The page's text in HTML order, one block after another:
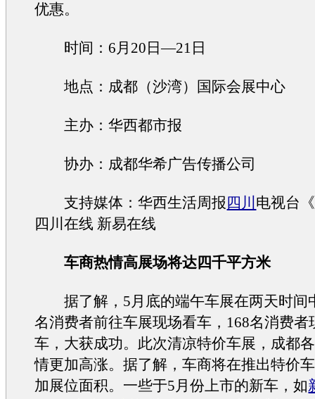
优惠。
时间：6月20日—21日
地点：成都（沙湾）国际会展中心
主办：华西都市报
协办：成都华希广告传播公司
支持媒体：华西生活周报四川 电视台
四川在线 新易在线
车商热情高展场将达四千平方米
据了解，5月底的端午车展在两天时间
名消费者前往车展现场看车，168名消费者
车，大获成功。此次清凉特价车展，成都
情更加高涨。据了解，车商将在推出特价
加展位面积。一些于5月份上市的新车 ，如